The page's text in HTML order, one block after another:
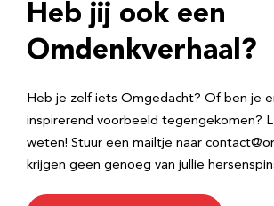
r
e
Heb jij ook een
Omdenkverhaal?
Heb je zelf iets Omgedacht? Of ben je
inspirerend voorbeeld tegengekomen?
weten! Stuur een mailtje naar
krijgen geen genoeg van jullie